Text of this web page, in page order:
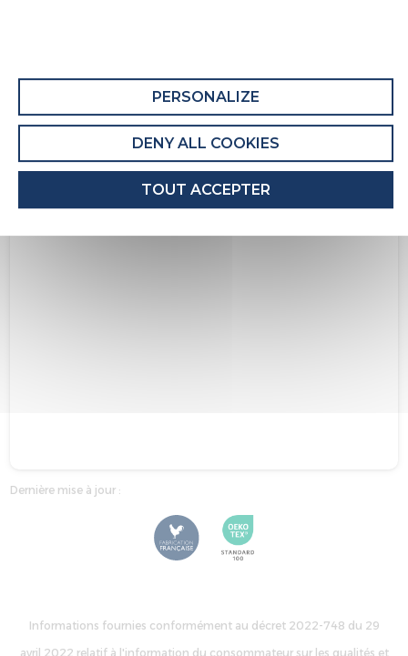
Dernière mise à jour :
Informations fournies conformément au décret 2022-748 du 29
avril 2022 relatif à l'information du consommateur sur les qualités et
PERSONALIZE
DENY ALL COOKIES
TOUT ACCEPTER